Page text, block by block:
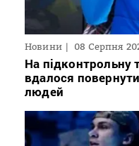
Новини 08 Серпня
На підконтрольну
вдалося
людей